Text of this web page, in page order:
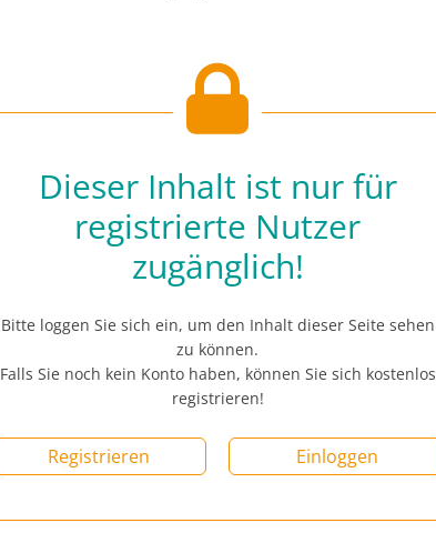
Dieser Inhalt ist nur für
registrierte Nutzer
zugänglich!
Bitte loggen Sie sich ein, um den Inhalt dieser Seite sehen
zu können.
Falls Sie noch kein Konto haben, können Sie sich kostenlos
registrieren!
Registrieren Einloggen